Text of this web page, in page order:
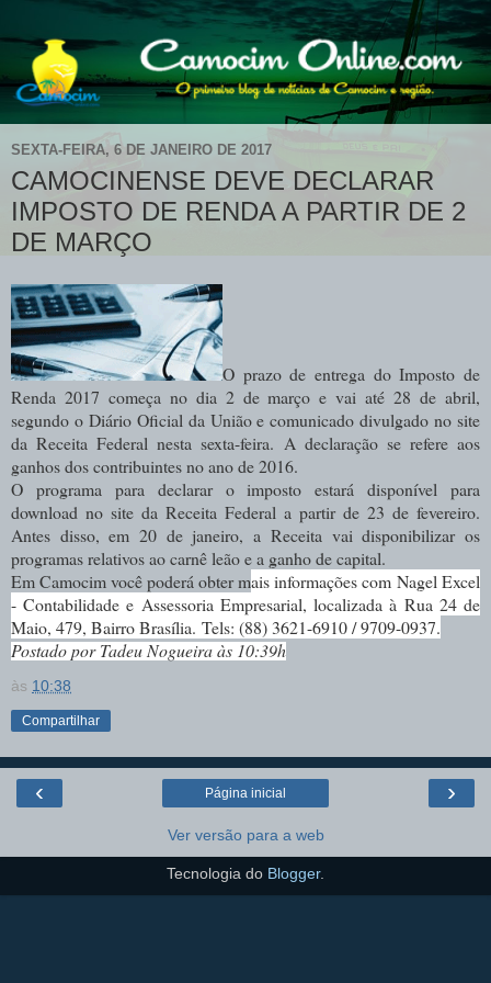
SEXTA-FEIRA, 6 DE JANEIRO DE 2017
CAMOCINENSE DEVE DECLARAR
IMPOSTO DE RENDA A PARTIR DE 2
DE MARÇO
O prazo de entrega do Imposto de
Renda 2017 começa no dia 2 de março e vai até 28 de abril,
segundo o Diário Oficial da União e comunicado divulgado no site
da Receita Federal nesta sexta-feira. A declaração se refere aos
ganhos dos contribuintes no ano de 2016.
O programa para declarar o imposto estará disponível para
download no site da Receita Federal a partir de 23 de fevereiro.
Antes disso, em 20 de janeiro, a Receita vai disponibilizar os
programas relativos ao carnê leão e a ganho de capital.
Em Camocim você poderá obter mais informações com Nagel Excel
- Contabilidade e Assessoria Empresarial, localizada à Rua 24 de
Maio, 479, Bairro Brasília. Tels: (88) 3621-6910 / 9709-0937.
Postado por Tadeu Nogueira às 10:39h
às 10:38
Compartilhar
‹ ›
Página inicial
Ver versão para a web
Tecnologia do Blogger.